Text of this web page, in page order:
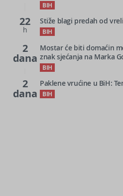
BIH
22
h
Stiže blagi predah od
BIH
2
dana
Mostar će biti domaćin
znak sjećanja na Marka
BIH
2
dana
Paklene vrućine u BiH:
BIH